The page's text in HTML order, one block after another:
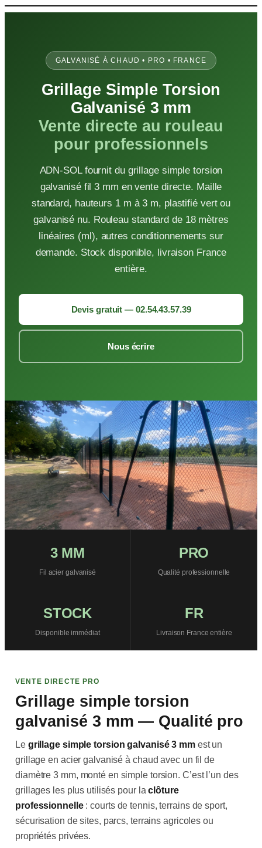
Aller
GALVANISÉ À CHAUD • PRO • FRANCE
Grillage Simple Torsion
Galvanisé 3 mm
Vente directe au rouleau
pour professionnels
ADN-SOL fournit du grillage simple torsion
galvanisé fil 3 mm en vente directe. Maille
standard, hauteurs 1 m à 3 m, plastifié vert ou
galvanisé nu. Rouleau standard de 18 mètres
linéaires (ml), autres conditionnements sur
demande. Stock disponible, livraison France
entière.
Devis gratuit — 02.54.43.57.39
Nous écrire
3 MM
Fil acier galvanisé
PRO
Qualité professionnelle
STOCK
Disponible immédiat
FR
Livraison France entière
VENTE DIRECTE PRO
Grillage simple torsion
galvanisé 3 mm — Qualité pro
Le grillage simple torsion galvanisé 3 mmest un
grillage en acier galvanisé à chaud avec un fil de
diamètre 3 mm, monté en simple torsion. C’est l’un des
grillages les plus utilisés pour laclôture
professionnelle: courts de tennis, terrains de sport,
sécurisation de sites, parcs, terrains agricoles ou
propriétés privées.